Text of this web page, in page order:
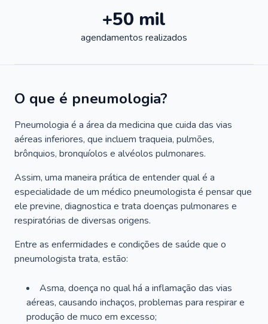
+50 mil
agendamentos realizados
O que é pneumologia?
Pneumologia é a área da medicina que cuida das vias
aéreas inferiores, que incluem traqueia, pulmões,
brônquios, bronquíolos e alvéolos pulmonares.
Assim, uma maneira prática de entender qual é a
especialidade de um médico pneumologista é pensar que
ele previne, diagnostica e trata doenças pulmonares e
respiratórias de diversas origens.
Entre as enfermidades e condições de saúde que o
pneumologista trata, estão:
Asma, doença no qual há a inflamação das vias
aéreas, causando inchaços, problemas para respirar e
produção de muco em excesso;